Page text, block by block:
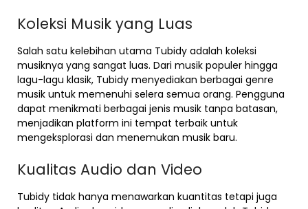
Koleksi Musik yang Luas
Salah satu kelebihan utama Tubidy adalah koleksi
musiknya yang sangat luas. Dari musik populer hingga
lagu-lagu klasik, Tubidy menyediakan berbagai genre
musik untuk memenuhi selera semua orang. Pengguna
dapat menikmati berbagai jenis musik tanpa batasan,
menjadikan platform ini tempat terbaik untuk
mengeksplorasi dan menemukan musik baru.
Kualitas Audio dan Video
Tubidy tidak hanya menawarkan kuantitas tetapi juga